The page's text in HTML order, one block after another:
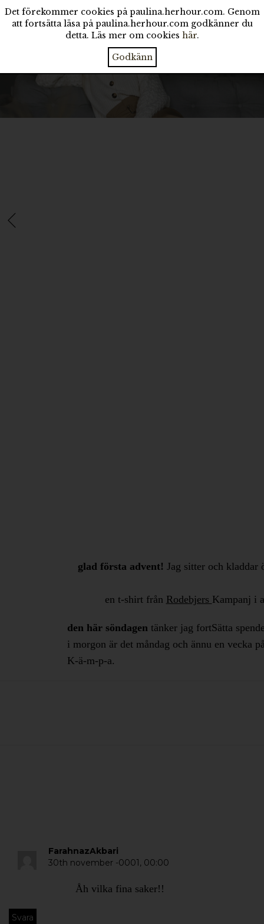
Det förekommer cookies på paulina.herhour.com. Genom
att fortsätta läsa på paulina.herhour.com godkänner du
detta. Läs mer om cookies här.
Godkänn
glad första advent! Jag sitter och kladdar
en t-shirt från Rodebjers Kampanj i
den här söndagen tänker jag fortSätta
i morgon är det måndag och ännu en vecka
​K-ä-m-p-a.
FarahnazAkbari
30th november -0001, 00:00
Åh vilka fina saker!!
Svara